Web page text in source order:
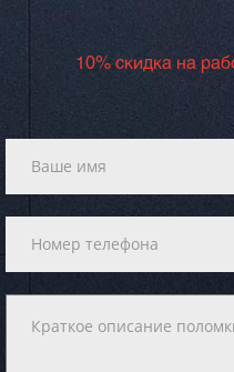
10% скидка на